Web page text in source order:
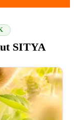
SITYA